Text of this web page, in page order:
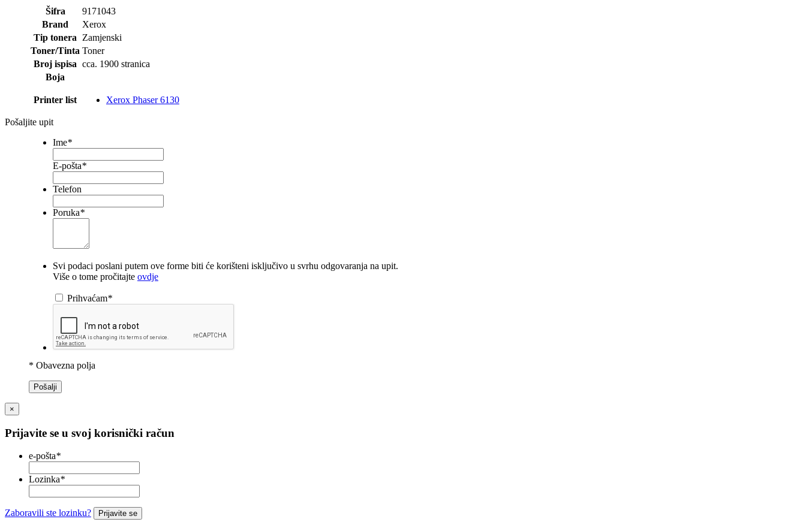
Šifra
9171043
Brand
Xerox
Tip tonera
Zamjenski
Toner/Tinta Toner
Broj ispisa cca. 1900 stranica
Boja
Printer list Xerox Phaser 6130
Pošaljite upit
Ime*
E-pošta*
Telefon
Poruka*
Svi podaci poslani putem ove forme biti će korišteni isključivo u svrhu odgovaranja na upit.
Više o tome pročitajte ovdje
Prihvaćam*
* Obavezna polja
Pošalji
×
Prijavite se u svoj korisnički račun
e-pošta*
Lozinka*
Zaboravili ste lozinku? Prijavite se